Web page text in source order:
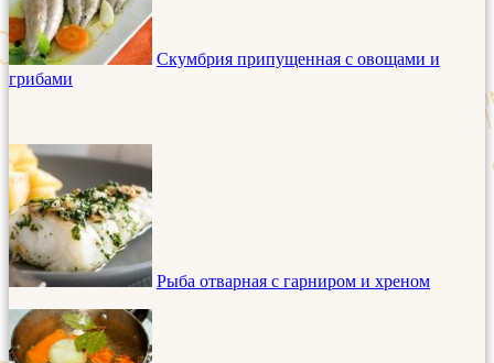
Скумбрия припущенная с овощами и
грибами
Рыба отварная с гарниром и хреном